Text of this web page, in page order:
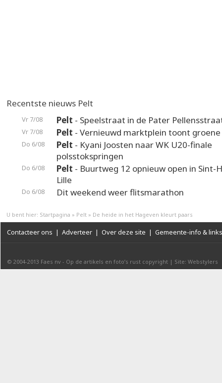
Recentste nieuws Pelt
Vr 7/08 Pelt - Speelstraat in de Pater
Vr 7/08 Pelt - Vernieuwd marktplein toont
Do 6/08 Pelt - Kyani Joosten naar WK U20-finale
polsstokspringen
Do 6/08 Pelt - Buurtweg 12 opnieuw open in Sint-
Lille
Do 6/08 Dit weekend weer flitsmarathon
U bent hier: Startpagina » Pelt » De heide in het Hageven kleurt paars
Contacteer ons | Adverteer | Over deze site | Gemeente-info & links
© 2004-2013 Faes nv - Op de artikels en foto’s rust copyright | Site: Webstylers